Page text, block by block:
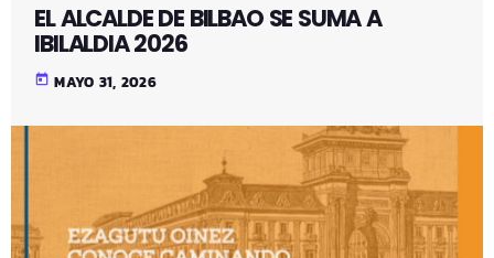
EL ALCALDE DE BILBAO SE SUMA A
IBILALDIA 2026
today MAYO 31, 2026